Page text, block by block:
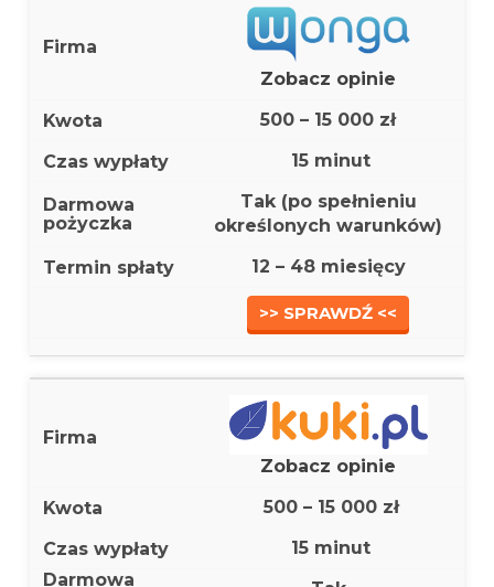
Zobacz opinie
500 – 15 000 zł
15 minut
Tak (po spełnieniu
określonych warunków)
12 – 48 miesięcy
>> SPRAWDŹ <<
Zobacz opinie
500 – 15 000 zł
15 minut